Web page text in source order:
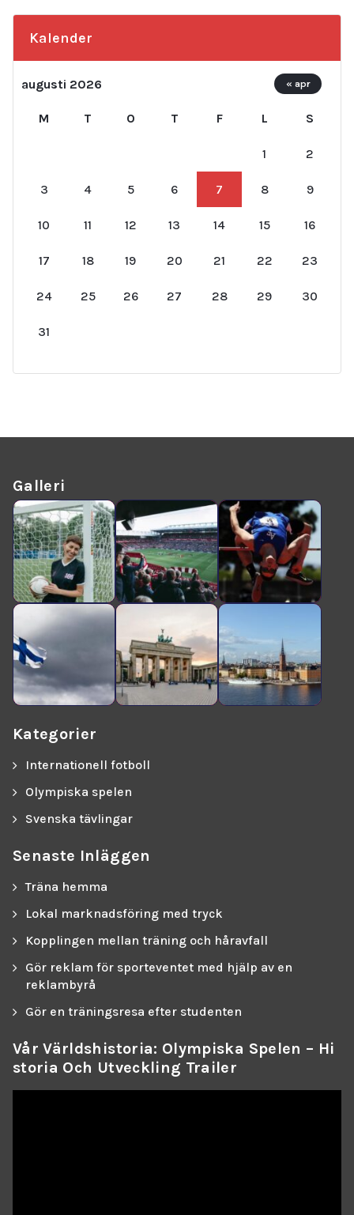
Kalender
augusti 2026
M T O T F L S
1 2
3 4 5 6 7 8 9
10 11 12 13 14 15 16
17 18 19 20 21 22 23
24 25 26 27 28 29 30
31
« apr
Galleri
Kategorier
Internationell fotboll
Olympiska spelen
Svenska tävlingar
Senaste Inläggen
Träna hemma
Lokal marknadsföring med tryck
Kopplingen mellan träning och håravfall
Gör reklam för sporteventet med hjälp av en
reklambyrå
Gör en träningsresa efter studenten
Vår Världshistoria: Olympiska Spelen – Hi
Storia Och Utveckling Trailer